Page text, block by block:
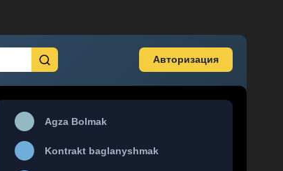
Авторизация
Agza Bolmak
Kontrakt baglanyshmak